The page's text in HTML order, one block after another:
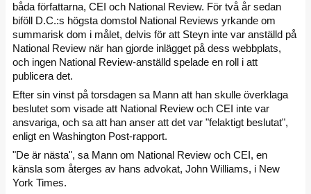
båda författarna, CEI och National Review. För två år sedan
biföll D.C.:s högsta domstol National Reviews yrkande om
summarisk dom i målet, delvis för att Steyn inte var anställd på
National Review när han gjorde inlägget på dess webbplats,
och ingen National Review-anställd spelade en roll i att
publicera det.
Efter sin vinst på torsdagen sa Mann att han skulle överklaga
beslutet som visade att National Review och CEI inte var
ansvariga, och sa att han anser att det var "felaktigt beslutat",
enligt en Washington Post-rapport.
"De är nästa", sa Mann om National Review och CEI, en
känsla som återges av hans advokat, John Williams, i New
York Times.